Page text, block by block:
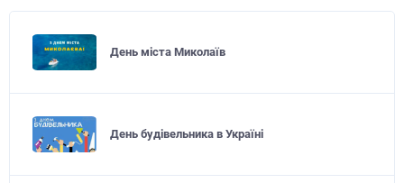
День міста Миколаїв
День будівельника в Україні